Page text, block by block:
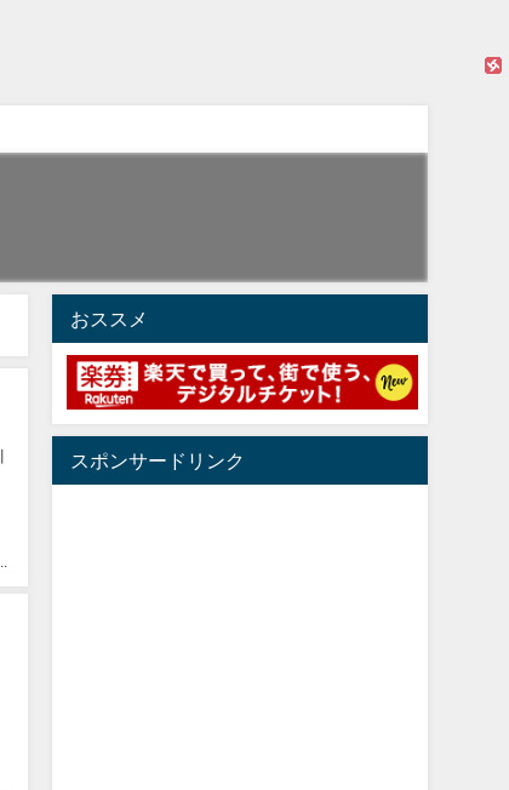
おススメ
スポンサードリンク